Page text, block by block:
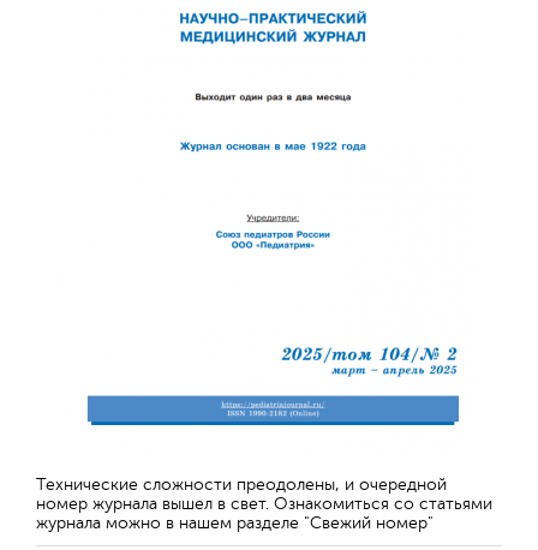
Технические сложности преодолены, и очередной
номер журнала вышел в свет. Ознакомиться со статьями
журнала можно в нашем разделе "Свежий номер"